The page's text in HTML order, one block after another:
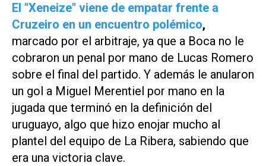
El "Xeneize" viene de empatar frente a
Cruzeiro en un encuentro polémico,
marcado por el arbitraje, ya que a Boca no le
cobraron un penal por mano de Lucas Romero
sobre el final del partido. Y además le anularon
un gol a Miguel Merentiel por mano en la
jugada que terminó en la definición del
uruguayo, algo que hizo enojar mucho al
plantel del equipo de La Ribera, sabiendo que
era una victoria clave.